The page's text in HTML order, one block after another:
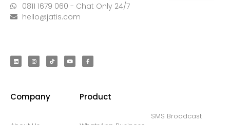
0811 1679 060 - Chat Only 24/7
hello@jatis.com
Company Product
SMS Broadcast